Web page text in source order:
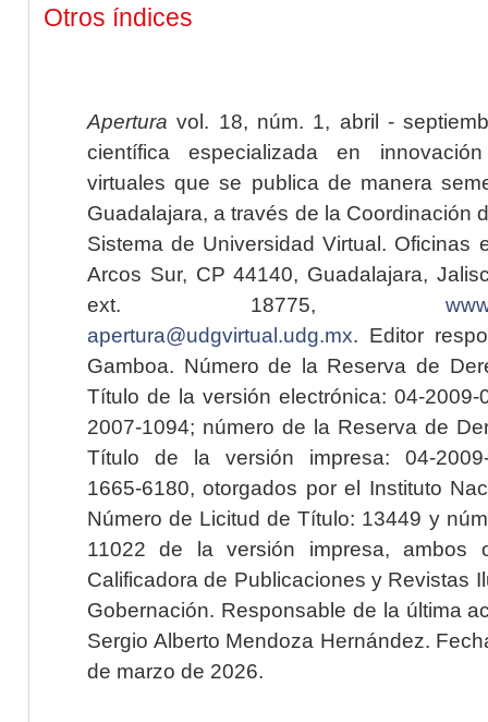
Otros índices
Apertura vol. 18, núm. 1, abril -
científica especializada en
virtuales que se publica de manera
Guadalajara, a través de la Coordinación
Sistema de Universidad Virtual. Oficinas
Arcos Sur, CP 44140, Guadalajara,
ext. 18775,
apertura@udgvirtual.udg.mx. Editor
Gamboa. Número de la Reserva de
Título de la versión electrónica: 04-2009-
2007-1094; número de la Reserva de
Título de la versión impresa: 04-2009-
1665-6180, otorgados por el Instituto
Número de Licitud de Título: 13449 y
11022 de la versión impresa, ambos
Calificadora de Publicaciones y Revistas
Gobernación. Responsable de la última
Sergio Alberto Mendoza Hernández.
de marzo de 2026.